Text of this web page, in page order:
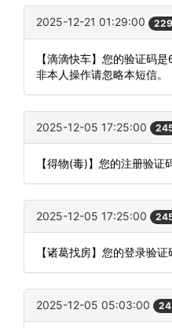
2025-12-21 01:29:00
【滴滴快车】您的验证码
非本人操作请忽略本短信。
2025-12-05 17:25:00
【得物(毒)】您的注册验证
2025-12-05 17:25:00
【诸葛找房】您的登录验证
2025-12-05 05:03:00